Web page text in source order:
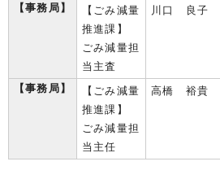
【事務局】
【ごみ減量
推進課】
ごみ減量担
当主査
川口 良子
【事務局】
【ごみ減量
推進課】
ごみ減量担
当主任
高橋 裕貴